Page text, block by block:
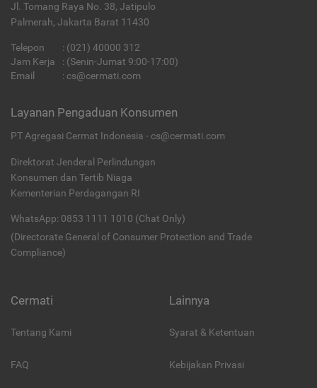
Jl. Tomang Raya No. 38, Jatipulo
Palmerah, Jakarta Barat 11430
Telepon : (021) 40000 312
Jam Kerja
: (Senin-Jumat 9:00-17:00)
Email
: cs@cermati.com
Layanan Pengaduan Konsumen
PT Agregasi Cermat Indonesia - cs@cermati.com
Direktorat Jenderal Perlindungan
Konsumen dan Tertib Niaga
Kementerian Perdagangan RI
WhatsApp: 0853 1111 1010 (Chat Only)
(Directorate General of Consumer Protection and Trade
Compliance)
Cermati
Tentang Kami
FAQ
Lainnya
Syarat & Ketentuan
Kebijakan Privasi